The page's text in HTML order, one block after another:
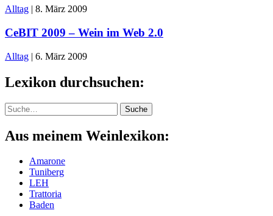
Alltag | 8. März 2009
CeBIT 2009 – Wein im Web 2.0
Alltag | 6. März 2009
Lexikon durchsuchen:
Suche Suche
Aus meinem Weinlexikon:
Amarone
Tuniberg
LEH
Trattoria
Baden